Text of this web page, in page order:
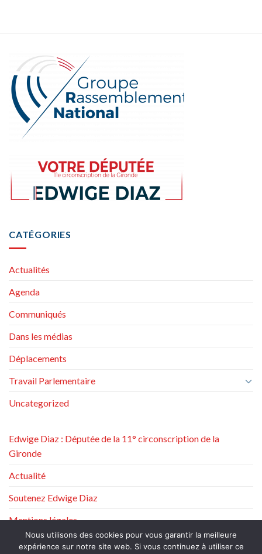
CATÉGORIES
Actualités
Agenda
Communiqués
Dans les médias
Déplacements
Travail Parlementaire
Uncategorized
Edwige Diaz : Députée de la 11° circonscription de la
Gironde
Actualité
Soutenez Edwige Diaz
Mentions légales
Politique de protection des données à caractère personnel
Nous utilisons des cookies pour vous garantir la meilleure
expérience sur notre site web. Si vous continuez à utiliser ce